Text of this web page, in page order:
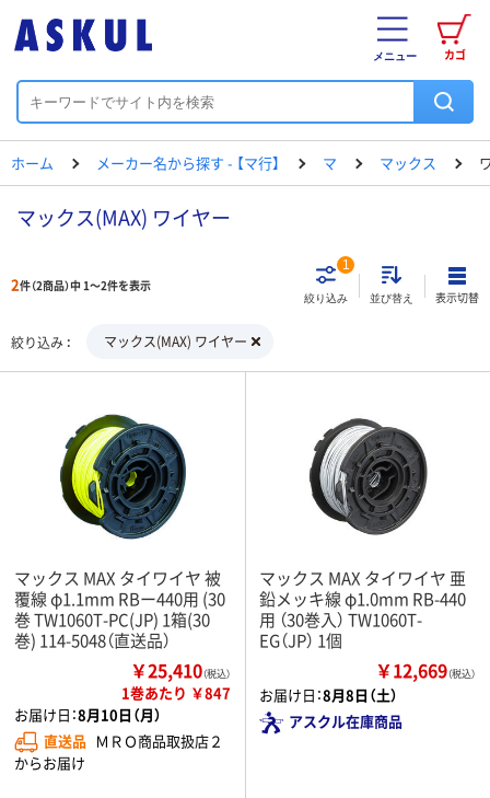
カゴ
メニュー
ホーム メーカー名から探す - 【マ行】 マ マックス
マックス(MAX) ワイヤー
2件（2商品）中 1～2件を表示
絞り込み
1
並び替え 表示切替
絞り込み マックス(MAX) ワイヤー
マックス MAX タイワイヤ 被
覆線 φ1.1mm RBー440用 (30
巻 TW1060T-PC(JP) 1箱(30
巻) 114-5048（直送品）
￥25,410（税込）
1巻あたり ￥847
お届け日：8月10日（月）
直送品 ＭＲＯ商品取扱店２
からお届け
マックス MAX タイワイヤ 亜
鉛メッキ線 φ1.0mm RB-440
用 （30巻入） TW1060T-
EG（JP） 1個
￥12,669（税込）
お届け日：8月8日（土）
アスクル在庫商品